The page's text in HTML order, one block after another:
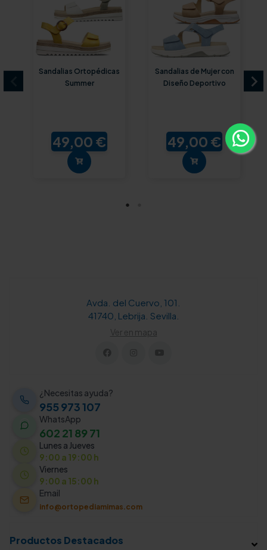
Sandalias Ortopédicas
Summer
49,00 €
Sandalias de Mujer con
Diseño Deportivo
49,00 €
Avda. del Cuervo, 101.
41740, Lebrija. Sevilla.
Ver en mapa
¿Necesitas ayuda?
955 973 107
WhatsApp
602 21 89 71
Lunes a Jueves
9:00 a 19:00 h
Viernes
9:00 a 15:00 h
Email
info@ortopediamimas.com
Productos Destacados